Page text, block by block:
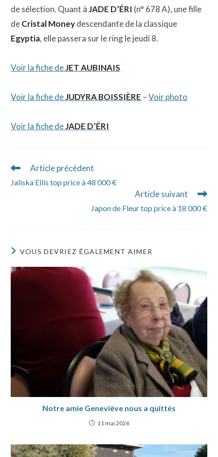
de sélection. Quant àJADE D’ÉRI (n° 678 A), une fille
deCristal Moneydescendante de la classique
Egyptia, elle passera sur le ring le jeudi 8.
Voir la fiche deJET AUBINAIS
Voir la fiche deJUDYRA BOISSIÈRE –Voir photo
Voir la fiche deJADE D’ÉRI
Read
articles
Article précédent
Jaliska Ellis top price à 48 000 €
Article suivant
Japon de Fleur top price à 18 000 €
VOUS DEVRIEZ ÉGALEMENT AIMER
Notre amie Geneviève nous a quittés
11 mai 2026